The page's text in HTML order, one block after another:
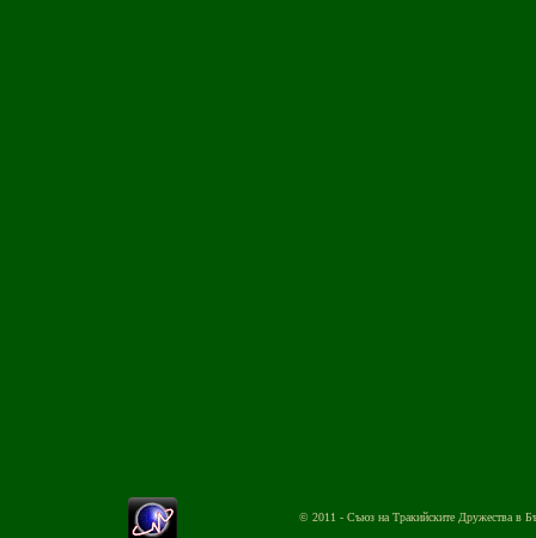
© 2011 - Съюз на Тракийските Дружества в